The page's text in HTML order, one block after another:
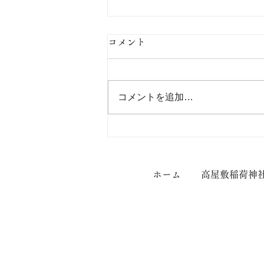
コメント
コメントを追加…
ホーム 高屋敷稲荷神